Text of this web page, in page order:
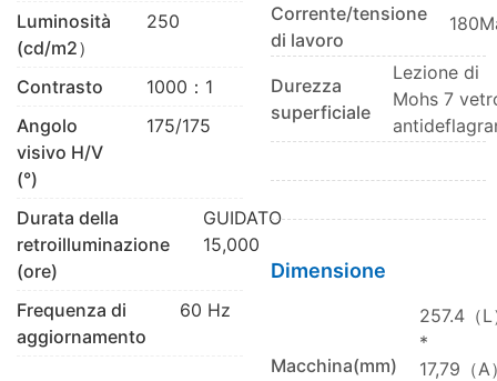
Luminosità
(cd/m2）
250
Contrasto
1000：1
Angolo
visivo H/V
(°)
175/175
Durata della
retroilluminazione
(ore)
GUIDATO
15,000
Frequenza di
aggiornamento
60 Hz
Corrente/tensione
di lavoro
Durezza
superficiale
Lezione di
Mohs 7
Dimensione
Macchina(mm)
257.4（L
*
17,79（A